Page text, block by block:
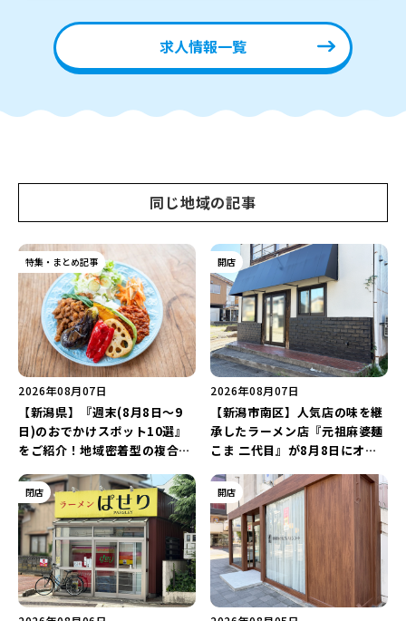
求人情報一覧
同じ地域の記事
特集・まとめ記事
2026年08月07日
【新潟県】『週末(8月8日～9
日)のおでかけスポット10選』
をご紹介！地域密着型の複合施
ナ丸大新潟のサマーフェスタ
2026」がおすすめ♪
開店
2026年08月07日
【新潟市南区】人気店の味を継
承したラーメン店『元祖麻婆麺
こま 二代目』が8月8日にオー
た「麻婆麺」を復刻♪
閉店 開店